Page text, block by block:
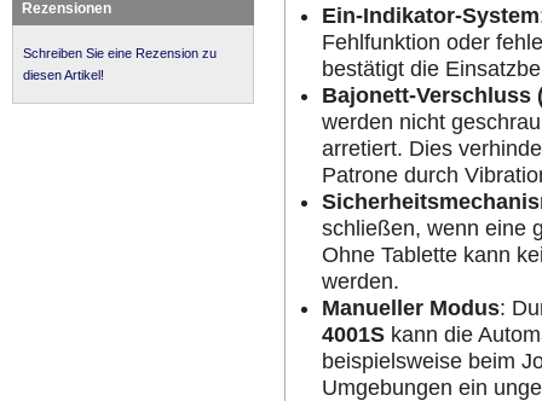
Rezensionen
Schreiben Sie eine Rezension zu
diesen Artikel!
Ein-Indikator-System
Fehlfunktion oder
bestätigt die
Bajonett-Verschluss
werden nicht
arretiert. Dies
Patrone durch
schließen, wenn eine
Ohne Tablette kann
werden.
Manueller Modus:
4001Skann die
beispielsweise beim
Umgebungen ein